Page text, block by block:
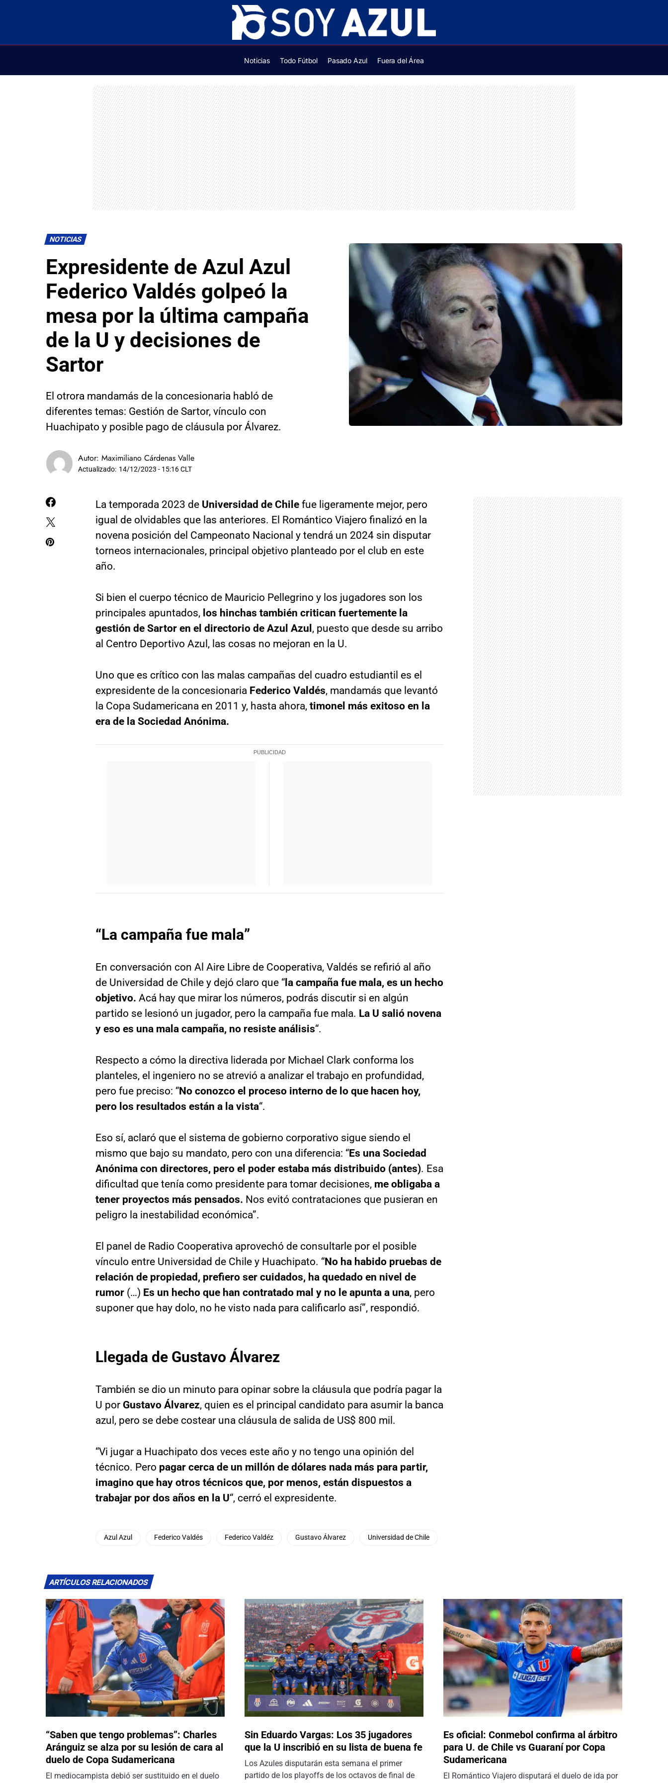
Noticias Todo Fútbol Pasado Azul Fuera del Área
NOTICIAS
Expresidente de Azul Azul
Federico Valdés golpeó la
mesa por la última campaña
de la U y decisiones de
Sartor
El otrora mandamás de la concesionaria habló de
diferentes temas: Gestión de Sartor, vínculo con
Huachipato y posible pago de cláusula por Álvarez.
Autor: Maximiliano Cárdenas Valle
Actualizado: 14/12/2023 - 15:16 CLT
La temporada 2023 de Universidad de Chile fue ligeramente mejor, pero
igual de olvidables que las anteriores. El Romántico Viajero finalizó en la
novena posición del Campeonato Nacional y tendrá un 2024 sin disputar
torneos internacionales, principal objetivo planteado por el club en este
año.
Si bien el cuerpo técnico de Mauricio Pellegrino y los jugadores son los
principales apuntados, los hinchas también critican fuertemente la
gestión de Sartor en el directorio de Azul Azul , puesto que desde su arribo
al Centro Deportivo Azul, las cosas no mejoran en la U.
Uno que es crítico con las malas campañas del cuadro estudiantil es el
expresidente de la concesionaria Federico Valdés, mandamás que levantó
la Copa Sudamericana en 2011 y, hasta ahora, timonel más exitoso en la
era de la Sociedad Anónima.
“La campaña fue mala”
En conversación con Al Aire Libre de Cooperativa, Valdés se refirió al año
de Universidad de Chile y dejó claro que “ la campaña fue mala, es un hecho
objetivo. Acá hay que mirar los números, podrás discutir si en algún
partido se lesionó un jugador, pero la campaña fue mala. La U salió novena
y eso es una mala campaña, no resiste análisis“.
Respecto a cómo la directiva liderada por Michael Clark conforma los
planteles, el ingeniero no se atrevió a analizar el trabajo en profundidad,
pero fue preciso: “No conozco el proceso interno de lo que hacen hoy,
pero los resultados están a la vista“.
Eso sí, aclaró que el sistema de gobierno corporativo sigue siendo el
mismo que bajo su mandato, pero con una diferencia: “Es una Sociedad
Anónima con directores, pero el poder estaba más distribuido (antes). Esa
dificultad que tenía como presidente para tomar decisiones, me obligaba a
tener proyectos más pensados. Nos evitó contrataciones que pusieran en
peligro la inestabilidad económica”.
El panel de Radio Cooperativa aprovechó de consultarle por el posible
vínculo entre Universidad de Chile y Huachipato. “No ha habido pruebas de
relación de propiedad, prefiero ser cuidados, ha quedado en nivel de
rumor (…) Es un hecho que han contratado mal y no le apunta a una, pero
suponer que hay dolo, no he visto nada para calificarlo así”, respondió.
Llegada de Gustavo Álvarez
También se dio un minuto para opinar sobre la cláusula que podría pagar la
U por Gustavo Álvarez, quien es el principal candidato para asumir la banca
azul, pero se debe costear una cláusula de salida de US$ 800 mil.
“Vi jugar a Huachipato dos veces este año y no tengo una opinión del
técnico. Pero pagar cerca de un millón de dólares nada más para partir,
imagino que hay otros técnicos que, por menos, están dispuestos a
trabajar por dos años en la U“, cerró el expresidente.
Azul Azul Federico Valdés Federico Valdéz Gustavo Álvarez Universidad de Chile
ARTÍCULOS RELACIONADOS
“Saben que tengo problemas”: Charles
Aránguiz se alza por su lesión de cara al
duelo de Copa Sudamericana
El mediocampista debió ser sustituido en el duelo
Sin Eduardo Vargas: Los 35 jugadores
que la U inscribió en su lista de buena fe
Los Azules disputarán esta semana el primer
partido de los playoffs de los octavos de final de
Es oficial: Conmebol confirma al árbitro
para U. de Chile vs Guaraní por Copa
Sudamericana
El Romántico Viajero disputará el duelo de ida por